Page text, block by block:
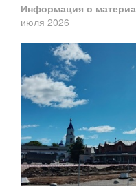
Информация о
июля 2026